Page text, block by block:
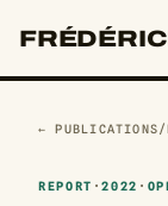
← PUBLICATIONS/
REPORT ·2022 ·